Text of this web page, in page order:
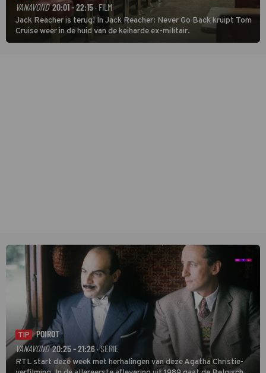
VANAVOND 20:01 - 22:15· FILM
Jack Reacher is terug! In Jack Reacher: Never Go Back kruipt Tom
Cruise weer in de huid van de keiharde ex-militair.
TIP
POIROT
VANAVOND 20:25 - 21:26 · SERIE
RTL start deze week met herhalingen van deze Agatha Christie-